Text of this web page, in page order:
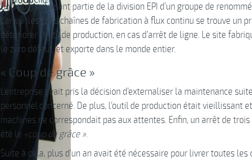
Bourgogne, faisant partie de la division EPI d’un groupe de
car sur les trois chaînes de fabrication à flux continu se trouve un
détériorer l’outil de production, en cas d’arrêt de ligne. Le site
le zéro défaut, et exporte dans le monde entier.
« Coup de grâce »
L’entreprise avait pris la décision d’externaliser la maintenance
personnel concerné. De plus, l’outil de production était vieillissant
machines ne correspondait pas aux attentes. Enfin, un arrêt de
été le «coup de grâce ».
Suite à cela, plus d’un an avait été nécessaire pour livrer toutes